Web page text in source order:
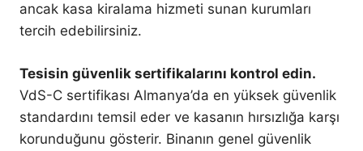
ancak kasa kiralama hizmeti sunan kurumları
tercih edebilirsiniz.
Tesisin güvenlik sertifikalarını kontrol edin.
VdS-C sertifikası Almanya’da en yüksek güvenlik
standardını temsil eder ve kasanın hırsızlığa karşı
korunduğunu gösterir. Binanın genel güvenlik